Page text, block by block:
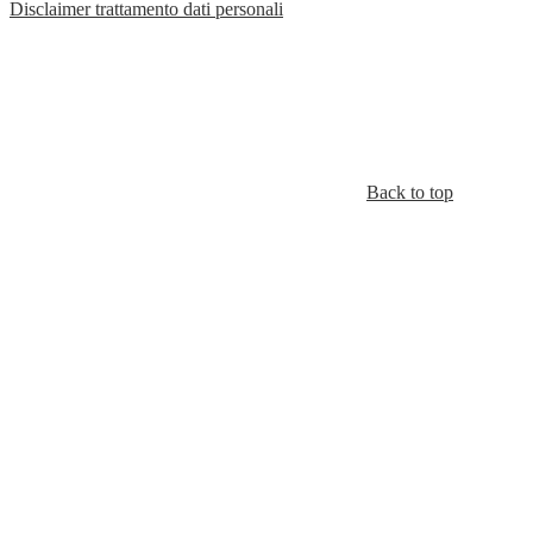
Disclaimer trattamento dati personali
Back to top